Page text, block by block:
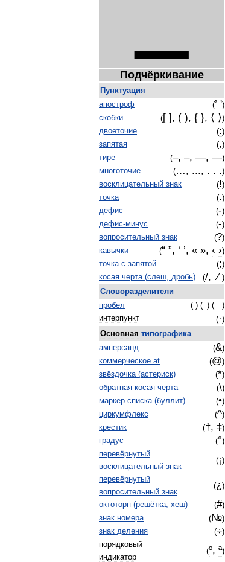
Подчёркивание
Пунктуация
апостроф
(’ ')
скобки
([ ], ( ), { }, ⟨ ⟩)
двоеточие
(:)
запятая
(,)
тире
(‒, –, —, ―)
многоточие
(…, ..., . . .)
восклицательный знак (!)
точка
(.)
дефис
(‐)
дефис-минус (-)
вопросительный знак (?)
кавычки
(“ ”, ‘ ’, « », ‹ ›)
точка с запятой (;)
косая черта(слеш, дробь) (/, ⁄ )
Словоразделители
пробел
( ) ( ) (
)
интерпункт
(·)
Основная типографика
амперсанд
(&)
коммерческое at (@)
звёздочка(астериск) (*)
обратная косая черта (\)
маркер списка(буллит) (•)
циркумфлекс
(^)
крестик
(†, ‡)
градус
(°)
перевёрнутый
восклицательный знак
(¡)
перевёрнутый
вопросительный знак
(¿)
октоторп (решётка, хеш) (#)
знак номера (№)
знак деления (÷)
порядковый
индикатор
(º, ª)